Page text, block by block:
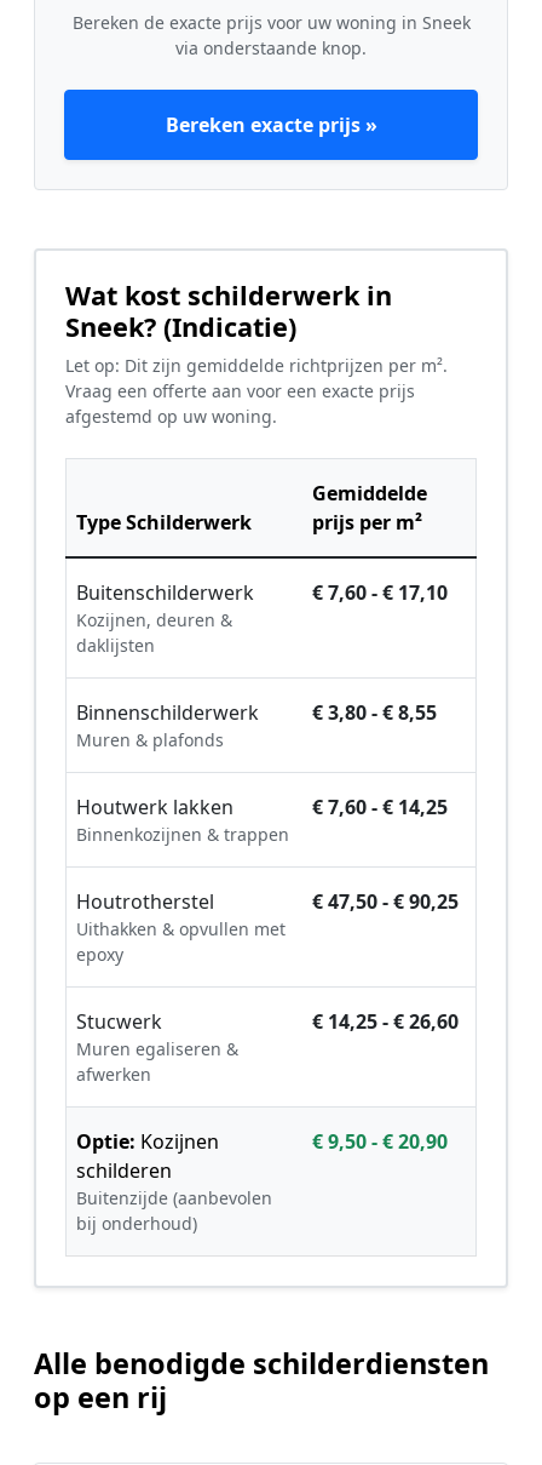
Bereken de exacte prijs voor uw woning in Sneek
via onderstaande knop.
Bereken exacte prijs »
Wat kost schilderwerk in
Sneek? (Indicatie)
Let op: Dit zijn gemiddelde richtprijzen per m².
Vraag een offerte aan voor een exacte prijs
afgestemd op uw woning.
Type Schilderwerk
Gemiddelde
prijs per m²
Buitenschilderwerk
Kozijnen, deuren &
daklijsten
€ 7,60 - € 17,10
Binnenschilderwerk
Muren & plafonds
€ 3,80 - € 8,55
Houtwerk lakken
Binnenkozijnen & trappen
€ 7,60 - € 14,25
Houtrotherstel
Uithakken & opvullen met
epoxy
€ 47,50 - € 90,25
Stucwerk
Muren egaliseren &
afwerken
€ 14,25 - € 26,60
Optie: Kozijnen
schilderen
Buitenzijde (aanbevolen
bij onderhoud)
€ 9,50 - € 20,90
Alle benodigde schilderdiensten
op een rij